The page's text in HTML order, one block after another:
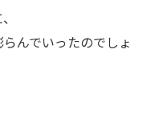
んでいったのでしょ